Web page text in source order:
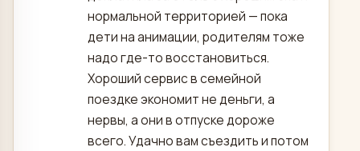
нормальной территорией — пока
дети на анимации, родителям тоже
надо где-то восстановиться.
Хороший сервис в семейной
поездке экономит не деньги, а
нервы, а они в отпуске дороже
всего. Удачно вам съездить и потом